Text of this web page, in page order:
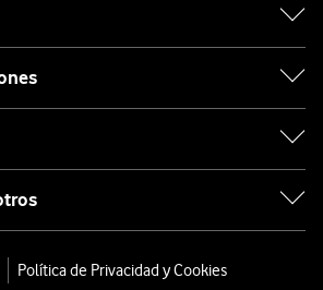
Política de Privacidad y Cookies